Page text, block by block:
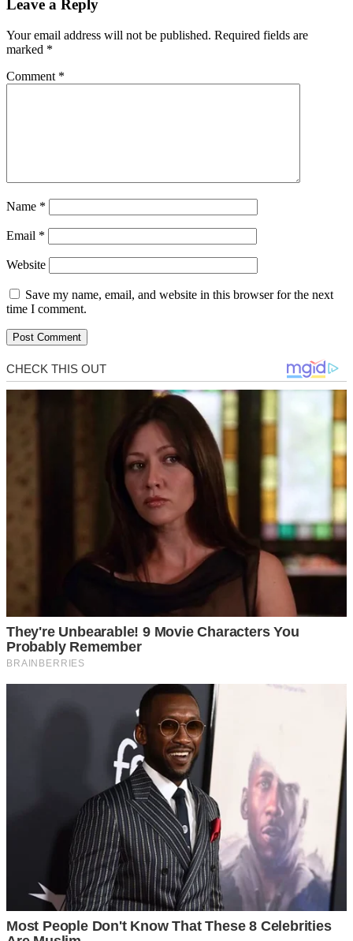
Leave a Reply
Your email address will not be published. Required fields are
marked *
Comment *
Name *
Email *
Website
Save my name, email, and website in this browser for the next
time I comment.